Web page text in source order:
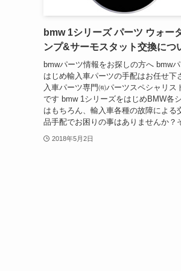
bmw 1シリーズ パーツ ウォー
ンプ&サーモスタット交換につ
bmwパーツ情報をお探しの方へ bmw
はじめ輸入車パーツの手配はお任せ下
入車パーツ専門㈲パーツスペシャリス
です bmw 1シリーズをはじめBMW各
はもちろん、輸入車各種の故障による
品手配でお困りの事はありませんか？
2018年5月2日